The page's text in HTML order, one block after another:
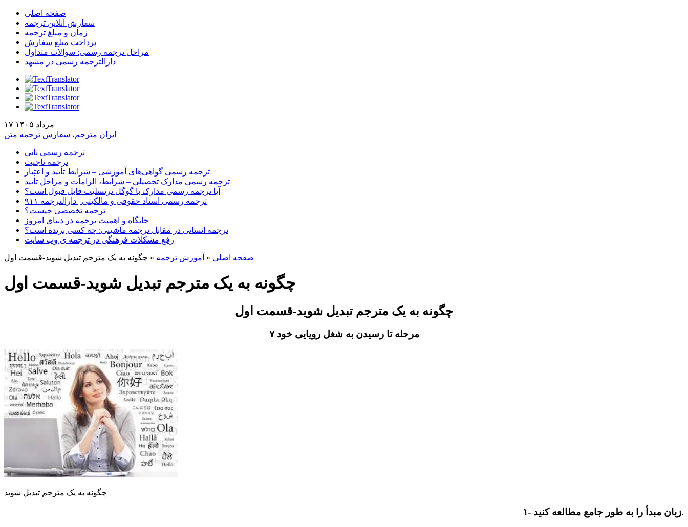
صفحه اصلی
سفارش آنلاین ترجمه
زمان و مبلغ ترجمه
پرداخت مبلغ سفارش
مراحل ترجمه رسمی: سوالات متداول
دارالترجمه رسمی در مشهد
۱۷ مرداد ۱۴۰۵
ایران مترجم، سفارش ترجمه متن
ترجمه رسمی ناتی
ترجمه ناجیت
ترجمه رسمی گواهی‌های آموزشی – شرایط تأیید و اعتبار
ترجمه رسمی مدارک تحصیلی – شرایط، الزامات و مراحل تأیید
آیا ترجمه رسمی مدارک با گوگل ترنسلیت قابل قبول است؟
ترجمه رسمی اسناد حقوقی و مالکیتی | دارالترجمه ۹۱۱
ترجمه تخصصی چیست؟
جایگاه و اهمیت ترجمه در دنیای امروز
ترجمه انسانی در مقابل ترجمه ماشینی: چه کسی برنده است؟
رفع مشکلات فرهنگی در ترجمه ی وب سایت
صفحه اصلی » آموزش ترجمه » چگونه به یک مترجم تبدیل شوید-قسمت اول
چگونه به یک مترجم تبدیل شوید-قسمت اول
چگونه به یک مترجم تبدیل شوید-قسمت اول
۷ مرحله تا رسیدن به شغل رویایی خود
چگونه به یک مترجم تبدیل شوید
۱- زبان مبدأ را به طور جامع مطالعه کنید.